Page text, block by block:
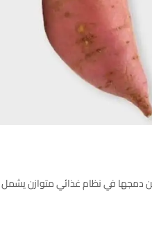
دمجها في نظام غذائي متوازن يشمل